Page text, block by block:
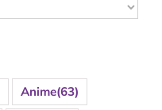
Anime(63)